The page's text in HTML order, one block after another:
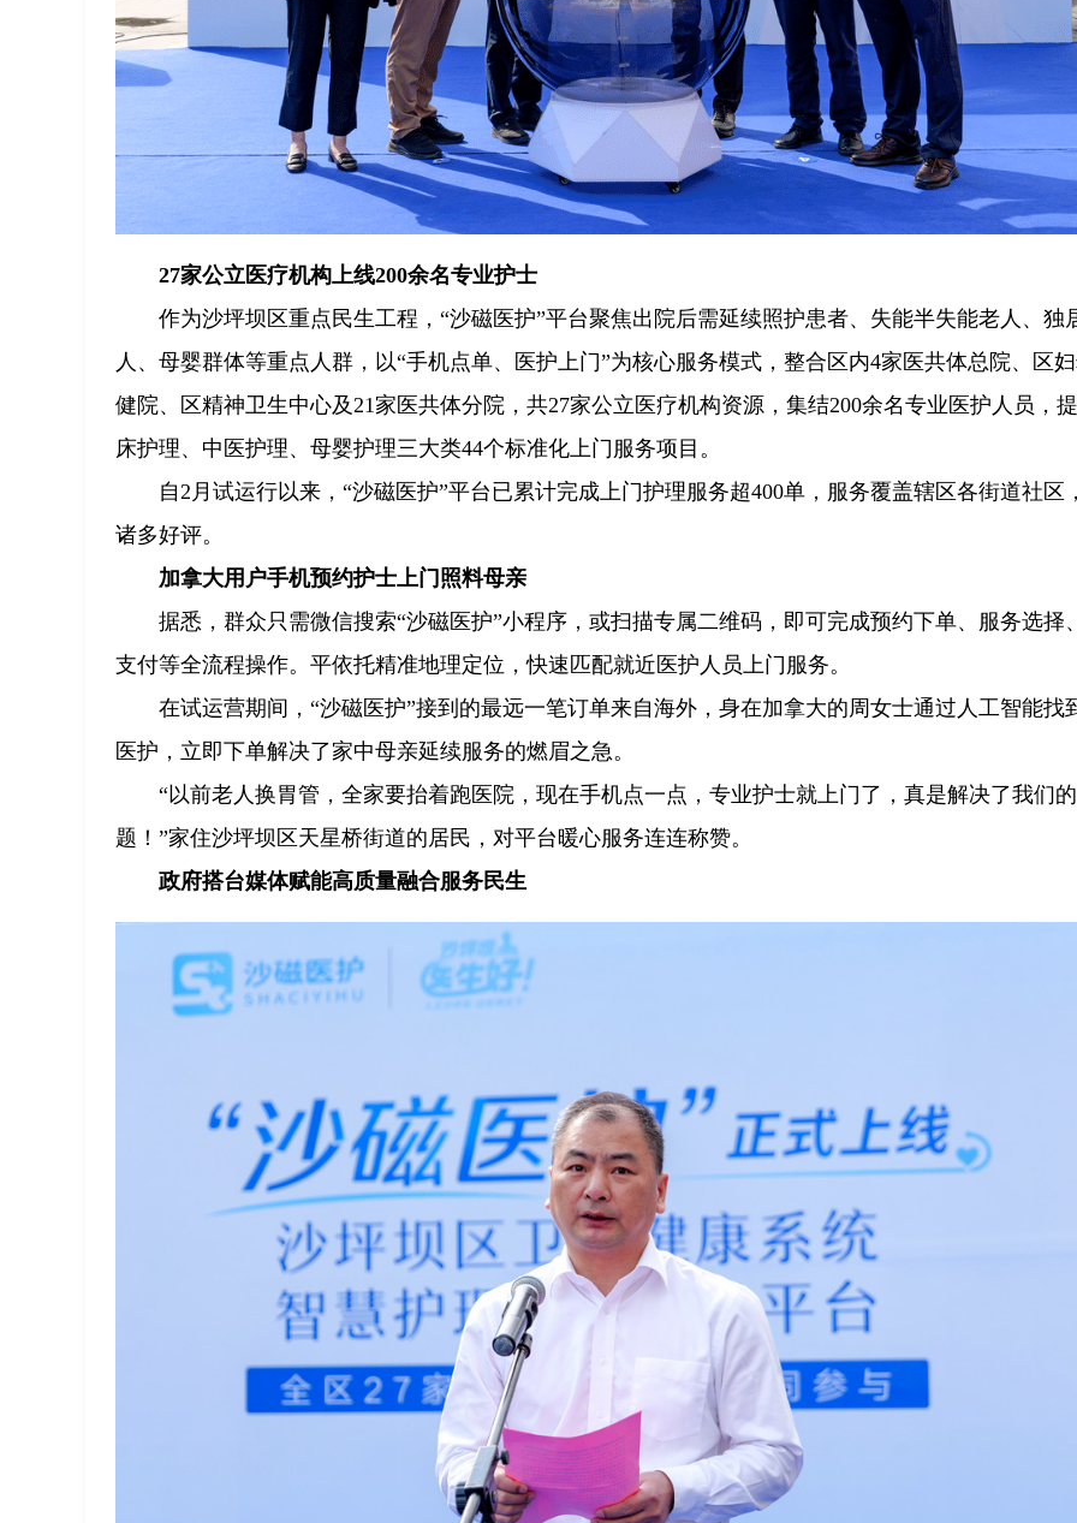
27家公立医疗机构上线200余名专业护士
作为沙坪坝区重点民生工程，“沙磁医护”平台聚焦出院后需延续照护患者、失能半失能老人、独
人、母婴群体等重点人群，以“手机点单、医护上门”为核心服务模式，整合区内4家医共体总院、区
健院、区精神卫生中心及21家医共体分院，共27家公立医疗机构资源，集结200余名专业医护人员，
床护理、中医护理、母婴护理三大类44个标准化上门服务项目。
自2月试运行以来，“沙磁医护”平台已累计完成上门护理服务超400单，服务覆盖辖区各街道社区
诸多好评。
加拿大用户手机预约护士上门照料母亲
据悉，群众只需微信搜索“沙磁医护”小程序，或扫描专属二维码，即可完成预约下单、服务选择
支付等全流程操作。平依托精准地理定位，快速匹配就近医护人员上门服务。
在试运营期间，“沙磁医护”接到的最远一笔订单来自海外，身在加拿大的周女士通过人工智能找
医护，立即下单解决了家中母亲延续服务的燃眉之急。
“以前老人换胃管，全家要抬着跑医院，现在手机点一点，专业护士就上门了，真是解决了我们
题！”家住沙坪坝区天星桥街道的居民，对平台暖心服务连连称赞。
政府搭台媒体赋能高质量融合服务民生